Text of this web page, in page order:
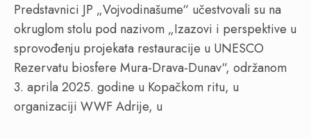
Predstavnici JP „Vojvodinašume“ učestvovali su na
okruglom stolu pod nazivom „Izazovi i perspektive u
sprovođenju projekata restauracije u UNESCO
Rezervatu biosfere Mura-Drava-Dunav“, održanom
3. aprila 2025. godine u Kopačkom ritu, u
organizaciji WWF Adrije, u